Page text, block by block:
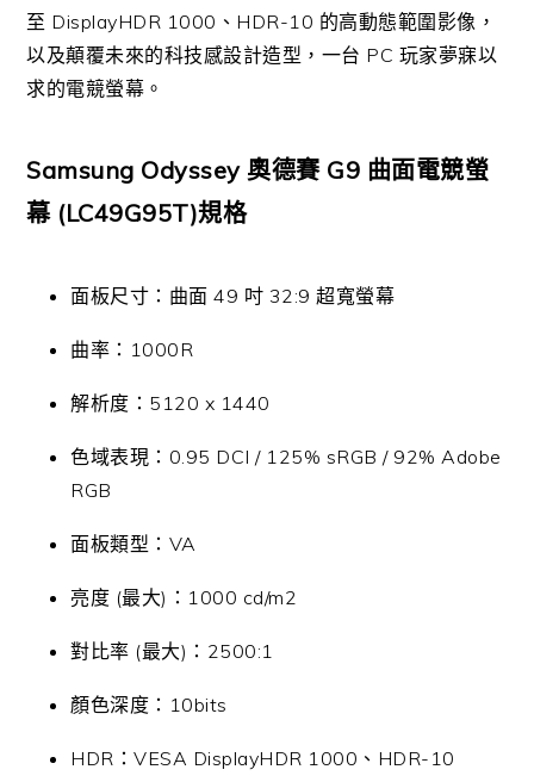
至 DisplayHDR 1000、HDR-10 的高動態範圍影像，
以及顛覆未來的科技感設計造型，一台 PC 玩家夢寐以
求的電競螢幕。
Samsung Odyssey 奧德賽 G9 曲面電競螢
幕 (LC49G95T)規格
面板尺寸：曲面 49 吋 32:9 超寬螢幕
曲率：1000R
解析度：5120 x 1440
色域表現：0.95 DCI / 125% sRGB / 92% Adobe
RGB
面板類型：VA
亮度 (最大)：1000 cd/m2
對比率 (最大)：2500:1
顏色深度：10bits
HDR：VESA DisplayHDR 1000、HDR-10